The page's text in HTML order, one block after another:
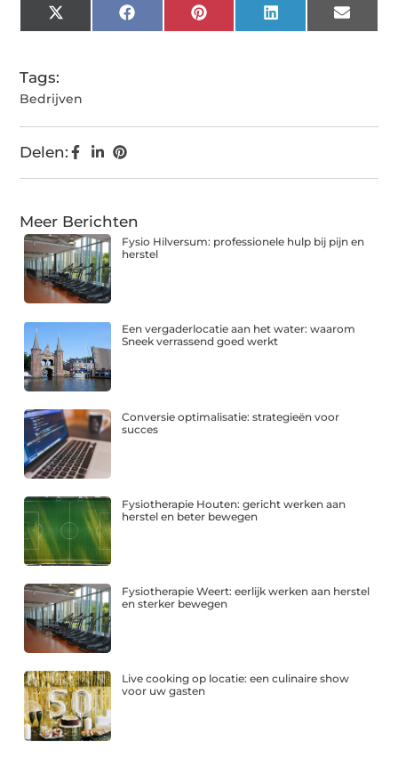
X
(Twitter)
FacebookPinterestLinkedIn Email
Tags:
Bedrijven
Delen:
Meer Berichten
Fysio Hilversum: professionele hulp bij pijn en
herstel
Een vergaderlocatie aan het water: waarom
Sneek verrassend goed werkt
Conversie optimalisatie: strategieën voor
succes
Fysiotherapie Houten: gericht werken aan
herstel en beter bewegen
Fysiotherapie Weert: eerlijk werken aan herstel
en sterker bewegen
Live cooking op locatie: een culinaire show
voor uw gasten